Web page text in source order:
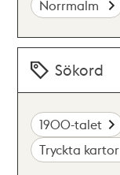
Norrmalm
Sökord
1900-talet
Tryckta kartor